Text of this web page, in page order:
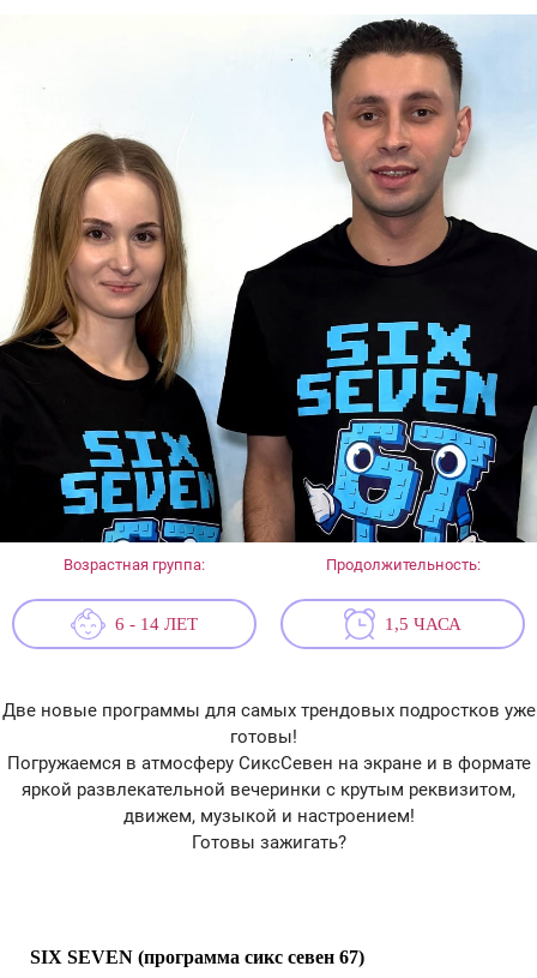
Две новые программы для самых трендовых подростков уже
готовы!
Погружаемся в атмосферу СиксСевен на экране и в формате
яркой развлекательной вечеринки с крутым реквизитом,
движем, музыкой и настроением!
Готовы зажигать?
Возрастная группа:
6 - 14 ЛЕТ
Продолжительность:
1,5 ЧАСА
SIX SEVEN (программа сикс севен 67)